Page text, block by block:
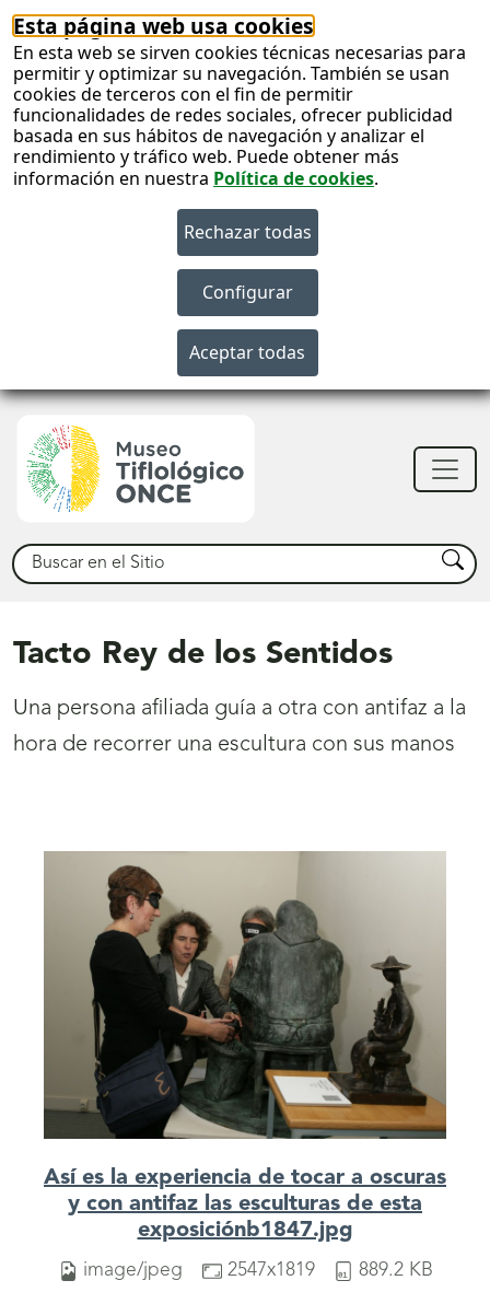
Esta página web usa cookies
En esta web se sirven cookies técnicas necesarias para
permitir y optimizar su navegación. También se usan
cookies de terceros con el fin de permitir
funcionalidades de redes sociales, ofrecer publicidad
basada en sus hábitos de navegación y analizar el
rendimiento y tráfico web. Puede obtener más
información en nuestra Política de cookies.
Buscar Buscar
Tacto Rey de los Sentidos
Una persona afiliada guía a otra con antifaz a la
hora de recorrer una escultura con sus manos
Así es la experiencia de tocar a oscuras
y con antifaz las esculturas de esta
exposiciónb1847.jpg
image/jpeg 2547x1819 889.2 KB